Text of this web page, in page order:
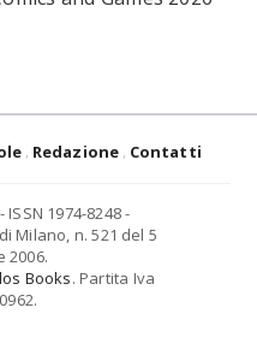
Redazione Contatti
- ISSN 1974-8248 -
Milano, n. 521 del 5
2006.
Books. Partita Iva